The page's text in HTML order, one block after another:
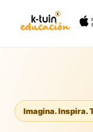
Imagina. Inspira.